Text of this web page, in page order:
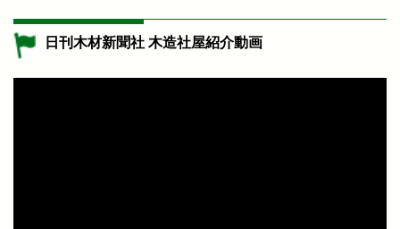
日刊木材新聞社 木造社屋紹介動画